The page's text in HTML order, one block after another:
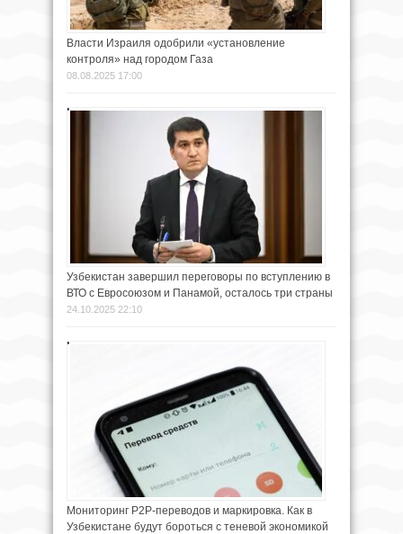
Власти Израиля одобрили «установление
контроля» над городом Газа
08.08.2025 17:00
Узбекистан завершил переговоры по вступлению в
ВТО с Евросоюзом и Панамой, осталось три страны
24.10.2025 22:10
Мониторинг P2P-переводов и маркировка. Как в
Узбекистане будут бороться с теневой экономикой